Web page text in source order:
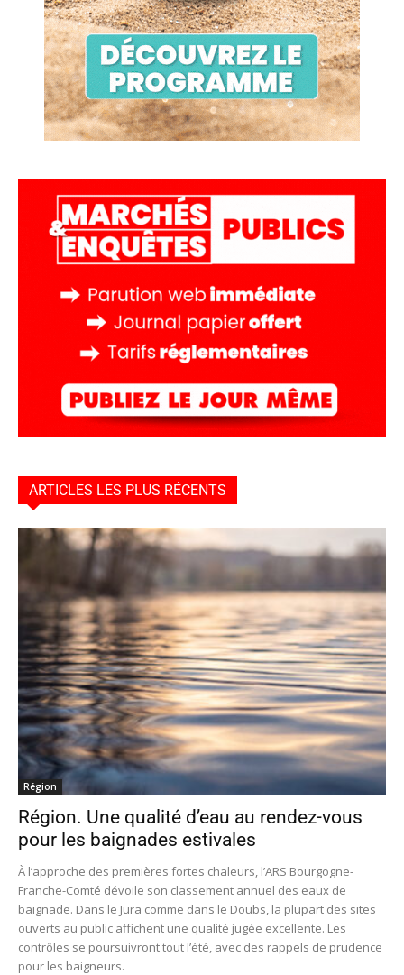
ARTICLES LES PLUS RÉCENTS
Région
Région. Une qualité d’eau au rendez-vous
pour les baignades estivales
À l’approche des premières fortes chaleurs, l’ARS Bourgogne-
Franche-Comté dévoile son classement annuel des eaux de
baignade. Dans le Jura comme dans le Doubs, la plupart des sites
ouverts au public affichent une qualité jugée excellente. Les
contrôles se poursuivront tout l’été, avec des rappels de prudence
pour les baigneurs.